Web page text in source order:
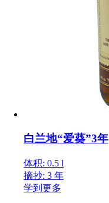
白兰地“爱葵”3年
体积: 0.5 l
摘抄: 3 年
学到更多